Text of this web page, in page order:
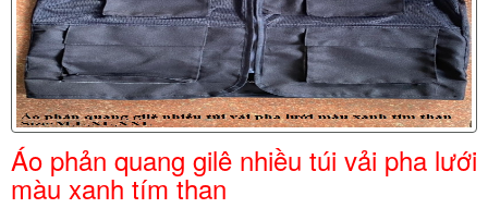
Áo phản quang gilê nhiều túi vải pha lưới
màu xanh tím than